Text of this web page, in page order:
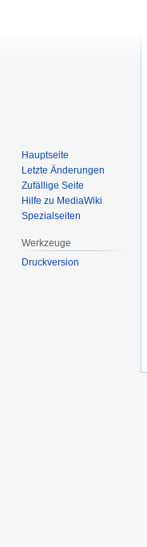
Hauptseite
Letzte Änderungen
Zufällige Seite
Hilfe zu MediaWiki
Spezialseiten
Werkzeuge
Druckversion